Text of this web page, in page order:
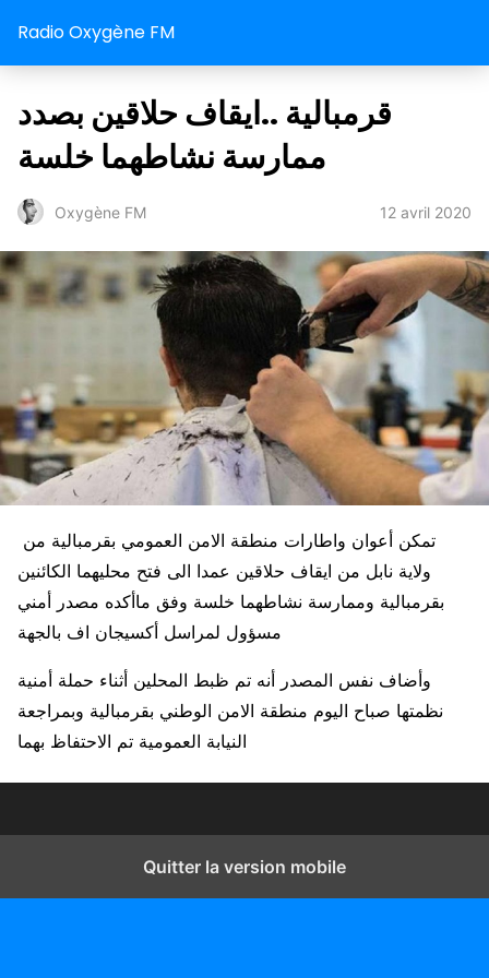
Radio Oxygène FM
قرمبالية ..ايقاف حلاقين بصدد
ممارسة نشاطهما خلسة
Oxygène FM 12 avril 2020
ولاية نابل من ايقاف حلاقين عمدا الى فتح محليهما الكائنين
بقرمبالية وممارسة نشاطهما خلسة وفق ماأكده مصدر أمني
مسؤول لمراسل أكسيجان اف بالجهة
وأضاف نفس المصدر أنه تم ظبط المحلين أثناء حملة أمنية
نظمتها صباح اليوم منطقة الامن الوطني بقرمبالية وبمراجعة
النيابة العمومية تم الاحتفاظ بهما
Quitter la version mobile